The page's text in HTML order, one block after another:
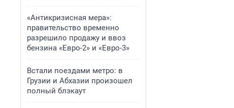
«Антикризисная мера»:
правительство временно
разрешило продажу и ввоз
бензина «Евро-2» и «Евро-3»
Встали поездами метро: в
Грузии и Абхазии произошел
полный блэкаут